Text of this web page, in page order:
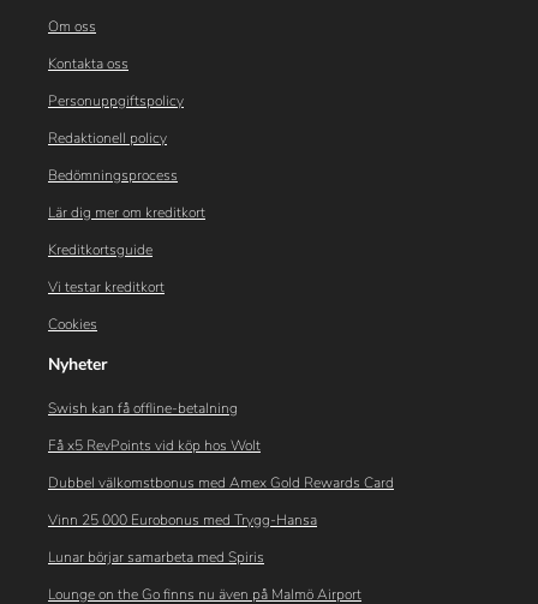
Om oss
Kontakta oss
Personuppgiftspolicy
Redaktionell policy
Bedömningsprocess
Lär dig mer om kreditkort
Kreditkortsguide
Vi testar kreditkort
Cookies
Nyheter
Swish kan få offline-betalning
Få x5 RevPoints vid köp hos Wolt
Dubbel välkomstbonus med Amex Gold Rewards Card
Vinn 25 000 Eurobonus med Trygg-Hansa
Lunar börjar samarbeta med Spiris
Lounge on the Go finns nu även på Malmö Airport